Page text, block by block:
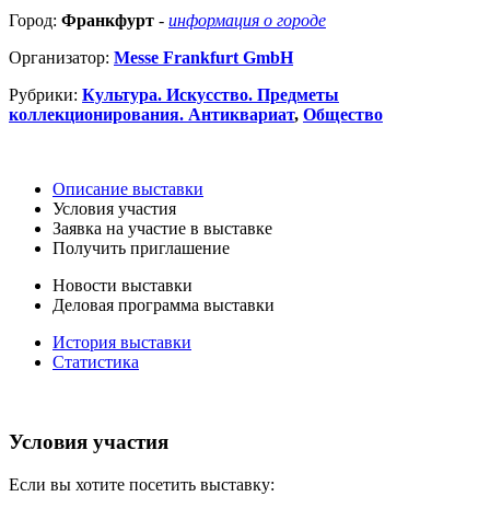
Город: Франкфурт - информация о городе
Организатор: Messe Frankfurt GmbH
Рубрики: Культура. Искусство. Предметы
коллекционирования. Антиквариат, Общество
Описание выставки
Условия участия
Заявка на участие в выставке
Получить приглашение
Новости выставки
Деловая программа выставки
История выставки
Статистика
Условия участия
Если вы хотите посетить выставку: